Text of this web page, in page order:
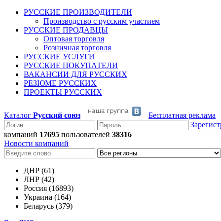
РУССКИЕ ПРОИЗВОДИТЕЛИ
Производство с русским участием
РУССКИЕ ПРОДАВЦЫ
Оптовая торговля
Розничная торговля
РУССКИЕ УСЛУГИ
РУССКИЕ ПОКУПАТЕЛИ
ВАКАНСИИ ДЛЯ РУССКИХ
РЕЗЮМЕ РУССКИХ
ПРОЕКТЫ РУССКИХ
Каталог Русский союз
Бесплатная реклама
компаний 17695 пользователей 38316
Новости компаний
ДНР (61)
ЛНР (42)
Россия (16893)
Украина (164)
Беларусь (379)